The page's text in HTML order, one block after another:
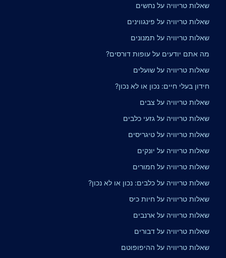
שאלות טריוויה על נחשים
שאלות טריוויה על פינגווינים
שאלות טריוויה על תמנונים
מה אתם יודעים על עופות דורסים?
שאלות טריוויה על שועלים
חידון בעלי חיים: נכון או לא נכון?
שאלות טריוויה על צבים
שאלות טריוויה על גזעי כלבים
שאלות טריוויה על טיגריסים
שאלות טריוויה על יונקים
שאלות טריוויה על חמורים
שאלות טריוויה על כלבים: נכון או לא נכון?
שאלות טריוויה על חיות כיס
שאלות טריוויה על ארנבים
שאלות טריוויה על דבורים
שאלות טריוויה על ההיפופוטם